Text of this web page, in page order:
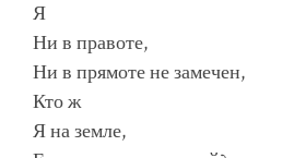
Я
Ни в правоте,
Ни в прямоте не замечен,
Кто ж
Я на земле,